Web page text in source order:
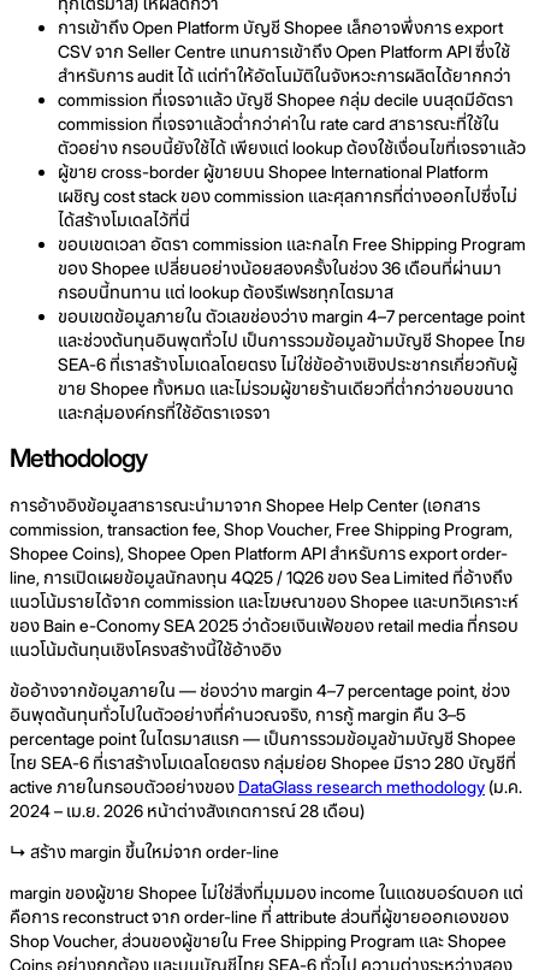
การเข้าถึง Open Platform บัญชี Shopee เล็กอาจพึ่งการ export
CSV จาก Seller Centre แทนการเข้าถึง Open Platform API ซึ่งใช้
สำหรับการ audit ได้ แต่ทำให้อัตโนมัติในจังหวะการผลิตได้ยากกว่า
commission ที่เจรจาแล้ว บัญชี Shopee กลุ่ม decile บนสุดมีอัตรา
commission ที่เจรจาแล้วต่ำกว่าค่าใน rate card สาธารณะที่ใช้ใน
ตัวอย่าง กรอบนี้ยังใช้ได้ เพียงแต่ lookup ต้องใช้เงื่อนไขที่เจรจาแล้ว
ผู้ขาย cross-border ผู้ขายบน Shopee International Platform
เผชิญ cost stack ของ commission และศุลกากรที่ต่างออกไปซึ่งไม่
ได้สร้างโมเดลไว้ที่นี่
ขอบเขตเวลา อัตรา commission และกลไก Free Shipping Program
ของ Shopee เปลี่ยนอย่างน้อยสองครั้งในช่วง 36 เดือนที่ผ่านมา
กรอบนี้ทนทาน แต่ lookup ต้องรีเฟรชทุกไตรมาส
ขอบเขตข้อมูลภายใน ตัวเลขช่องว่าง margin 4–7 percentage point
และช่วงต้นทุนอินพุตทั่วไป เป็นการรวมข้อมูลข้ามบัญชี Shopee ไทย
SEA-6 ที่เราสร้างโมเดลโดยตรง ไม่ใช่ข้ออ้างเชิงประชากรเกี่ยวกับผู้
ขาย Shopee ทั้งหมด และไม่รวมผู้ขายร้านเดียวที่ต่ำกว่าขอบขนาด
และกลุ่มองค์กรที่ใช้อัตราเจรจา
Methodology
การอ้างอิงข้อมูลสาธารณะนำมาจาก Shopee Help Center (เอกสาร
commission, transaction fee, Shop Voucher, Free Shipping Program,
Shopee Coins), Shopee Open Platform API สำหรับการ export order-
line, การเปิดเผยข้อมูลนักลงทุน 4Q25 / 1Q26 ของ Sea Limited ที่อ้างถึง
แนวโน้มรายได้จาก commission และโฆษณาของ Shopee และบทวิเคราะห์
ของ Bain e-Conomy SEA 2025 ว่าด้วยเงินเฟ้อของ retail media ที่กรอบ
แนวโน้มต้นทุนเชิงโครงสร้างนี้ใช้อ้างอิง
ข้ออ้างจากข้อมูลภายใน — ช่องว่าง margin 4–7 percentage point, ช่วง
อินพุตต้นทุนทั่วไปในตัวอย่างที่คำนวณจริง, การกู้ margin คืน 3–5
percentage point ในไตรมาสแรก — เป็นการรวมข้อมูลข้ามบัญชี Shopee
ไทย SEA-6 ที่เราสร้างโมเดลโดยตรง กลุ่มย่อย Shopee มีราว 280 บัญชีที่
active ภายในกรอบตัวอย่างของ DataGlass research methodology (ม.ค.
2024 – เม.ย. 2026 หน้าต่างสังเกตการณ์ 28 เดือน)
↳ สร้าง margin ขึ้นใหม่จาก order-line
margin ของผู้ขาย Shopee ไม่ใช่สิ่งที่มุมมอง income ในแดชบอร์ดบอก แต่
คือการ reconstruct จาก order-line ที่ attribute ส่วนที่ผู้ขายออกเองของ
Shop Voucher, ส่วนของผู้ขายใน Free Shipping Program และ Shopee
Coins อย่างถูกต้อง และบนบัญชีไทย SEA-6 ทั่วไป ความต่างระหว่างสอง